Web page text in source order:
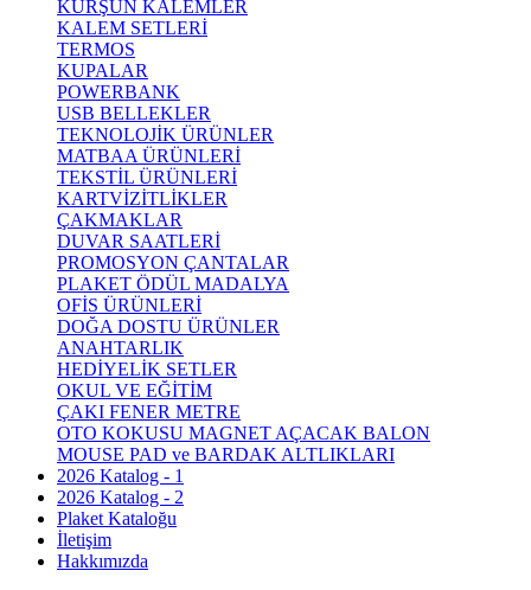
KURŞUN KALEMLER
KALEM SETLERİ
TERMOS
KUPALAR
POWERBANK
USB BELLEKLER
TEKNOLOJİK ÜRÜNLER
MATBAA ÜRÜNLERİ
TEKSTİL ÜRÜNLERİ
KARTVİZİTLİKLER
ÇAKMAKLAR
DUVAR SAATLERİ
PROMOSYON ÇANTALAR
PLAKET ÖDÜL MADALYA
OFİS ÜRÜNLERİ
DOĞA DOSTU ÜRÜNLER
ANAHTARLIK
HEDİYELİK SETLER
OKUL VE EĞİTİM
ÇAKI FENER METRE
OTO KOKUSU MAGNET AÇACAK BALON
MOUSE PAD ve BARDAK ALTLIKLARI
2026 Katalog - 1
2026 Katalog - 2
Plaket Kataloğu
İletişim
Hakkımızda